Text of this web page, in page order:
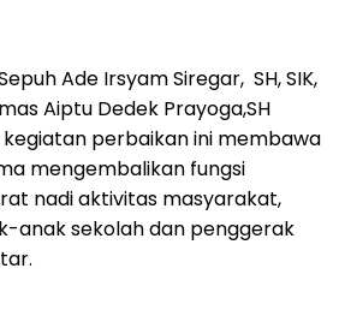
Ade Irsyam Siregar, SH, SIK,
Aiptu Dedek Prayoga,SH
perbaikan ini membawa
mengembalikan fungsi
nadi aktivitas masyarakat,
anak sekolah dan penggerak